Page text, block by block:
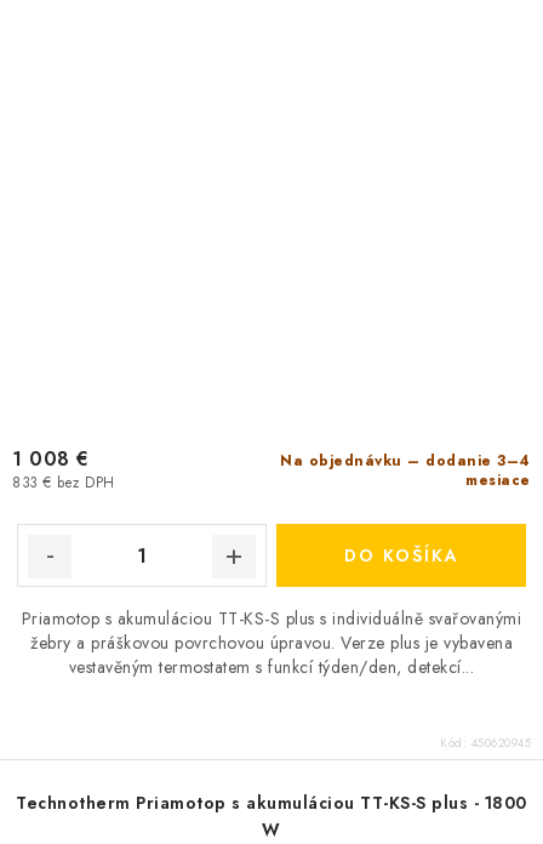
Na objednávku – dodanie 3–4
mesiace
833 € bez DPH
1 008 €
DO KOŠÍKA
Priamotop s akumuláciou TT-KS-S plus s individuálně svařovanými
žebry a práškovou povrchovou úpravou. Verze plus je vybavena
vestavěným termostatem s funkcí týden/den, detekcí...
Kód: 450620945
Technotherm Priamotop s akumuláciou TT-KS-S plus - 1800
W